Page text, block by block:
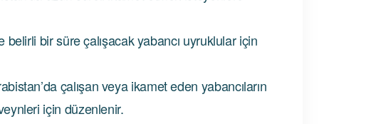
belirli bir süre çalışacak yabancı uyruklular için
çalışan veya ikamet eden yabancıların
için düzenlenir.